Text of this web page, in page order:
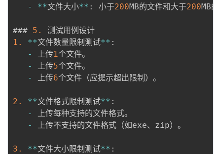
-
**文件大小** : 小于200MB的文件和大于200MB
### 5.
1.
**文件数量限制测试** :
-
上传1个文件。
-
上传5个文件。
-
上传6个文件（应提示超出限制）。
2. **文件格式限制测试** :
-
上传每种支持的文件格式。
-
上传不支持的文件格式（如exe、zip）。
3. **文件大小限制测试** :